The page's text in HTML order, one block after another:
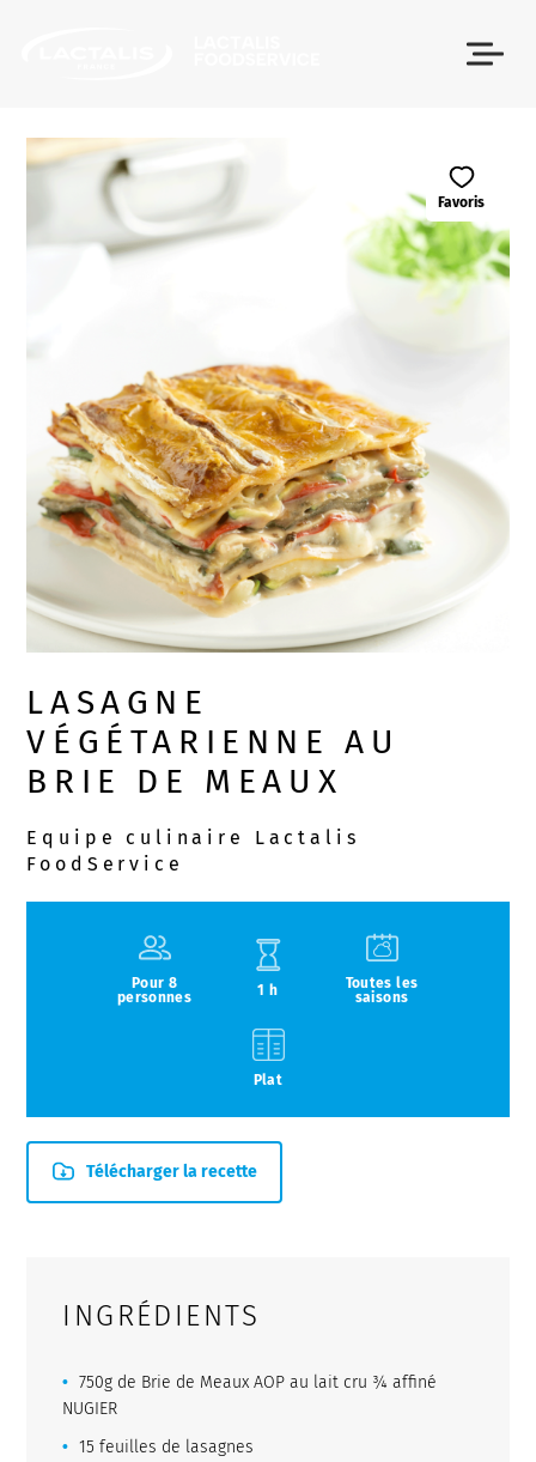
LASAGNE
VÉGÉTARIENNE AU
BRIE DE MEAUX
Equipe culinaire Lactalis
FoodService
Pour 8
personnes
1 h
Toutes les
saisons
Plat
Télécharger la recette
Favoris
INGRÉDIENTS
750g de Brie de Meaux AOP au lait cru ¾ affiné
NUGIER
15 feuilles de lasagnes